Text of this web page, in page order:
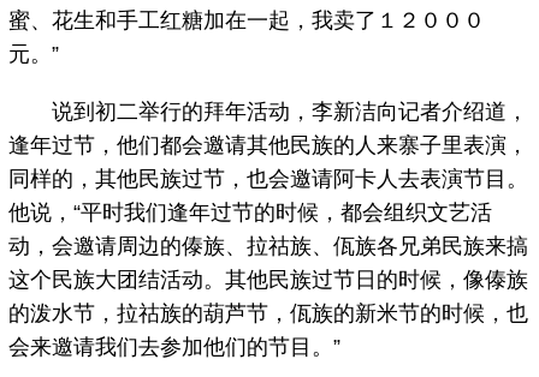
蜜、花生和手工红糖加在一起，我卖了１２０００
元。”
说到初二举行的拜年活动，李新洁向记者介绍道，
逢年过节，他们都会邀请其他民族的人来寨子里表演，
同样的，其他民族过节，也会邀请阿卡人去表演节目。
他说，“平时我们逢年过节的时候，都会组织文艺活
动，会邀请周边的傣族、拉祜族、佤族各兄弟民族来搞
这个民族大团结活动。其他民族过节日的时候，像傣族
的泼水节，拉祜族的葫芦节，佤族的新米节的时候，也
会来邀请我们去参加他们的节目。”